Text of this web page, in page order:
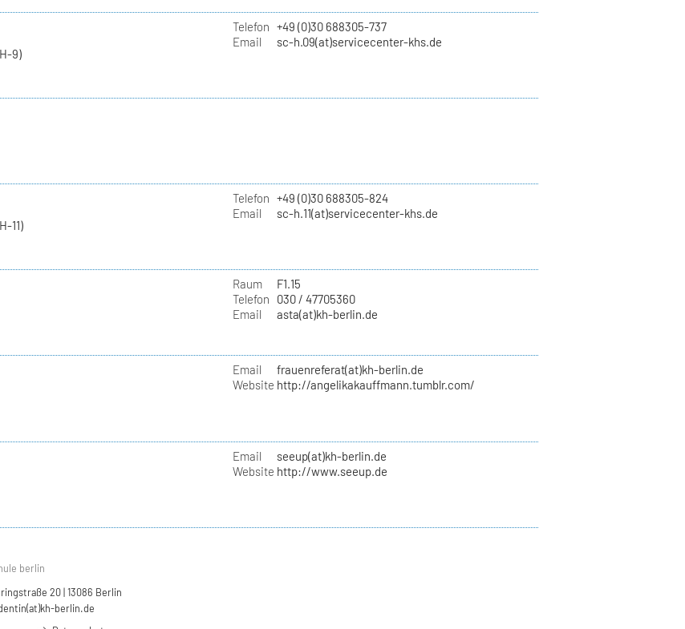
9)
Telefon +49 (0)30 688305-737
Email
sc-h.09(at)servicecenter-khs.de
11)
Telefon +49 (0)30 688305-824
Email
sc-h.11(at)servicecenter-khs.de
Raum
F1.15
Telefon
030 / 47705360
Email
asta(at)kh-berlin.de
Email
frauenreferat(at)kh-berlin.de
Website http://angelikakauffmann.tumblr.com/
Email
seeup(at)kh-berlin.de
Website http://www.seeup.de
berlin
20 | 13086 Berlin
berlin.de